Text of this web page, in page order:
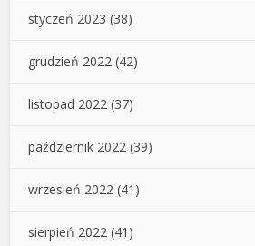
styczeń 2023 (38)
grudzień 2022 (42)
listopad 2022 (37)
październik 2022 (39)
wrzesień 2022 (41)
sierpień 2022 (41)